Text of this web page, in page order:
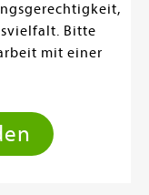
Bitte
mit einer